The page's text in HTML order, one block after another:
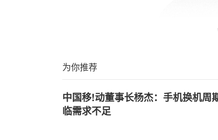
为你推荐
中国移!动董事长杨杰：手机换机周
临需求不足